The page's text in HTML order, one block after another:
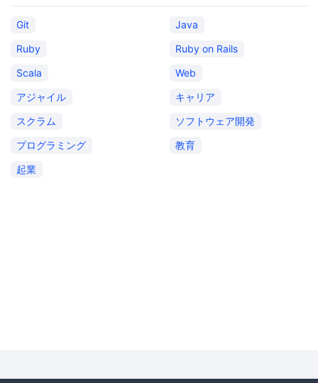
Git
Java
Ruby
Ruby on Rails
Scala
Web
アジャイル
キャリア
スクラム
ソフトウェア開発
プログラミング
教育
起業